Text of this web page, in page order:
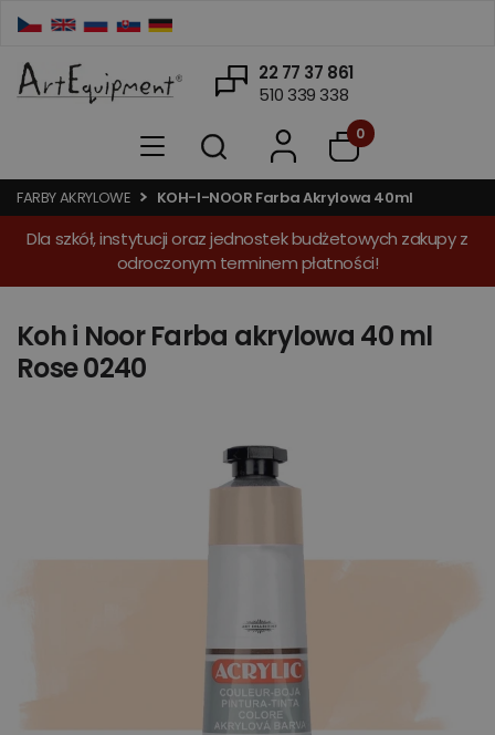
22 77 37 861
510 339 338
0
FARBY AKRYLOWE KOH-I-NOOR Farba Akrylowa 40ml
Dla szkół, instytucji oraz jednostek budżetowych zakupy z
odroczonym terminem płatności!
Koh i Noor Farba akrylowa 40 ml
Rose 0240